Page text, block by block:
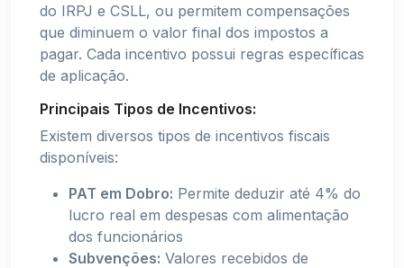
do IRPJ e CSLL, ou permitem compensações
que diminuem o valor final dos impostos a
pagar. Cada incentivo possui regras específicas
de aplicação.
Principais Tipos de Incentivos:
Existem diversos tipos de incentivos fiscais
disponíveis:
PAT em Dobro: Permite deduzir até 4% do
lucro real em despesas com alimentação
dos funcionários
Subvenções: Valores recebidos de